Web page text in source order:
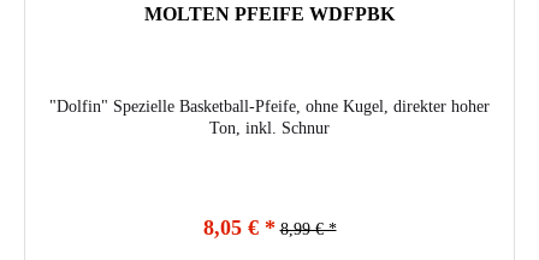
MOLTEN PFEIFE WDFPBK
"Dolfin" Spezielle Basketball-Pfeife, ohne Kugel, direkter hoher
Ton, inkl. Schnur
8,05 € * 8,99 € *